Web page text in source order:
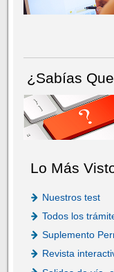
¿Sabías
Lo Más
Nuestros test
Todos los
Suplemento
Revista